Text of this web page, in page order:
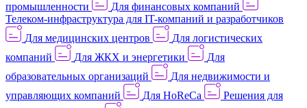
промышленности
Для финансовых компаний
Телеком-инфраструктура для IT-компаний и разработчиков
Для медицинских центров
Для логистических
компаний
Для ЖКХ и энергетики
Для
образовательных организаций
Для недвижимости и
управляющих компаний
Для HoReCa
Решения для